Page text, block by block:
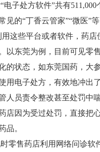
子处方软件”共有511,000
见的“丁香云管家”“微医”
这些平台或者软件，药店
以东莞为例，目前可见零
的状态，如东莞国药，大
用电子处方，有效地冲出
人员责令整改甚至处罚中
店因为受过处罚，直接把
品。
零售药店利用网络问诊软